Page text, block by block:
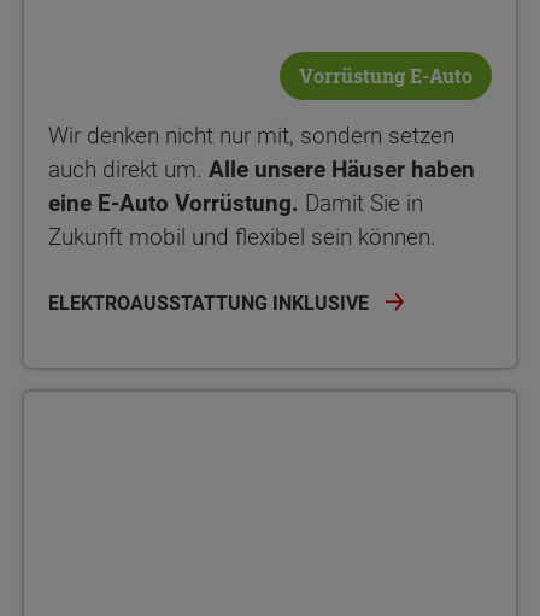
Vorrüstung E-Auto
Wir denken nicht nur mit, sondern setzen
auch direkt um. Alle unsere Häuser haben
eine E-Auto Vorrüstung. Damit Sie in
Zukunft mobil und flexibel sein können.
ELEKTROAUSSTATTUNG INKLUSIVE